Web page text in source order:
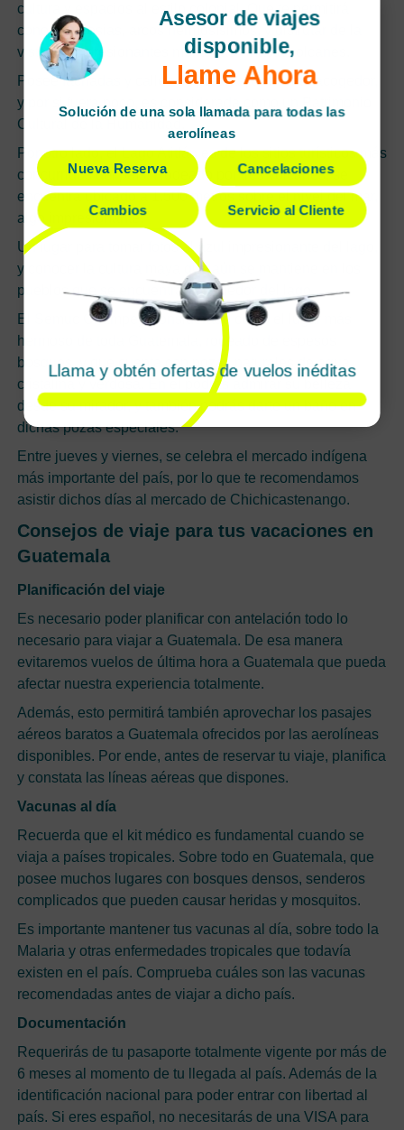
cultura y espacios al estilo colonial. Que te permitirá
conocer iglesias, arcos hermosísimos, y disfrutar de la
vista de impresionantes montañas y hasta volcanes.
Posee fachadas y calles de piedras, ambiente acogedor,
y por si fuera poco, es considerada como un Patrimonio
Cultural de la Humanidad.
Por otro lado, el Lago Atitlán es de los sitios turísticos más
concurridos del país. Rodeado por tres volcanes, se
encuentra ubicado a 1.500 metros sobre el nivel del mar,
algo impresionante.
Un lugar para tomar fotos al azul impresionante del lago,
y conocer la cultura maya que aún se mantiene en los
pueblos que se encuentran alrededor del lago.
El Semuc Champey, considerado como el lugar más
hermoso de toda Guatemala, rodeado de espesos
bosques, y que cuenta con pozas naturales de agua
cristalina y verdosa. En el podrás admirar su belleza
desde su mirador, y también podrás darte un baño en
dichas pozas especiales.
Entre jueves y viernes, se celebra el mercado indígena
más importante del país, por lo que te recomendamos
asistir dichos días al mercado de Chichicastenango.
Consejos de viaje para tus vacaciones en
Guatemala
Planificación del viaje
Es necesario poder planificar con antelación todo lo
necesario para viajar a Guatemala. De esa manera
evitaremos vuelos de última hora a Guatemala que pueda
afectar nuestra experiencia totalmente.
Además, esto permitirá también aprovechar los pasajes
aéreos baratos a Guatemala ofrecidos por las aerolíneas
disponibles. Por ende, antes de reservar tu viaje, planifica
y constata las líneas aéreas que dispones.
Vacunas al día
Recuerda que el kit médico es fundamental cuando se
viaja a países tropicales. Sobre todo en Guatemala, que
posee muchos lugares con bosques densos, senderos
complicados que pueden causar heridas y mosquitos.
Es importante mantener tus vacunas al día, sobre todo la
Malaria y otras enfermedades tropicales que todavía
existen en el país. Comprueba cuáles son las vacunas
recomendadas antes de viajar a dicho país.
Documentación
Requerirás de tu pasaporte totalmente vigente por más de
6 meses al momento de tu llegada al país. Además de la
identificación nacional para poder entrar con libertad al
país. Si eres español, no necesitarás de una VISA para
Asesor de viajes
disponible,
Llame Ahora
Solución de una sola llamada para todas las
aerolíneas
Nueva Reserva Cancelaciones
Cambios Servicio al Cliente
Llama y obtén ofertas de vuelos inéditas